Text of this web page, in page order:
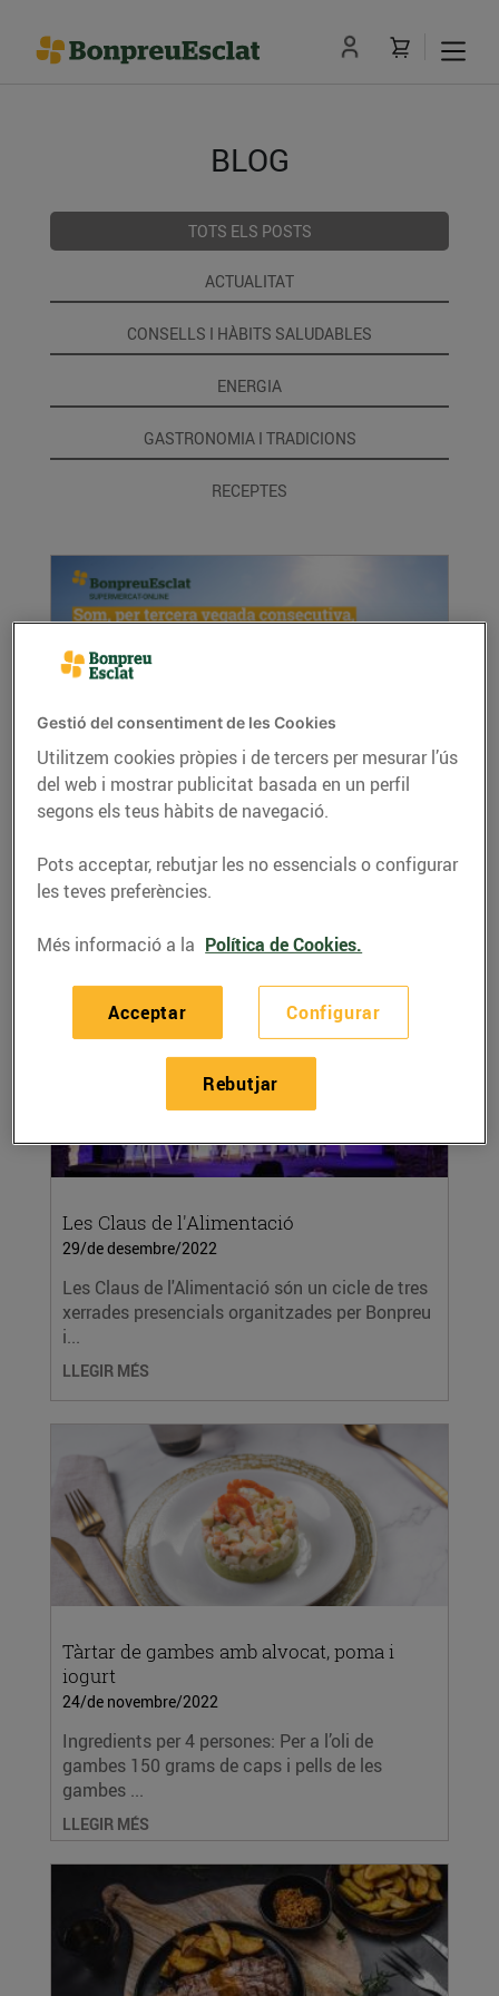
BLOG
TOTS ELS POSTS
ACTUALITAT
CONSELLS I HÀBITS SALUDABLES
ENERGIA
GASTRONOMIA I TRADICIONS
RECEPTES
Som el supermercat online més barat en
l'àmbit estatal, per tercera vegada
02/de gener/2023
Segons l’Observatori Trimestral de la Compra
LLEGIR MÉS
Les Claus de l'Alimentació
29/de desembre/2022
Les Claus de l'Alimentació són un cicle de tres
xerrades presencials organitzades per Bonpreu
i...
LLEGIR MÉS
Tàrtar de gambes amb alvocat, poma i
iogurt
24/de novembre/2022
Ingredients per 4 persones: Per a l’oli de
gambes 150 grams de caps i pells de les
gambes ...
LLEGIR MÉS
Gestió del consentiment de les Cookies
Utilitzem cookies pròpies i de tercers per mesurar l’ús
del web i mostrar publicitat basada en un perfil
segons els teus hàbits de navegació.
Pots acceptar, rebutjar les no essencials o configurar
les teves preferències.
Més informació a la Política de Cookies.
Configurar
Rebutjar
Acceptar